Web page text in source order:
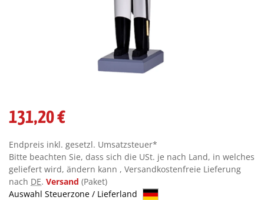
131,20 €
Endpreis inkl. gesetzl. Umsatzsteuer*
Bitte beachten Sie, dass sich die USt. je nach Land, in welches
geliefert wird, ändern kann , Versandkostenfreie Lieferung
nach DE. Versand (Paket)
Auswahl Steuerzone / Lieferland